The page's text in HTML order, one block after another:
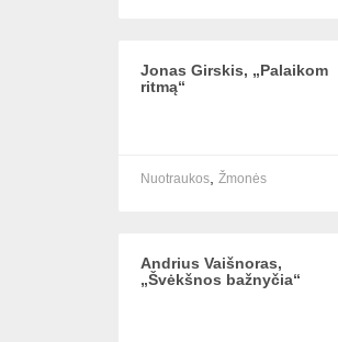
Jonas Girskis, „Palaikom
ritmą“
Nuotraukos, Žmonės
Andrius Vaišnoras,
„Švėkšnos bažnyčia“